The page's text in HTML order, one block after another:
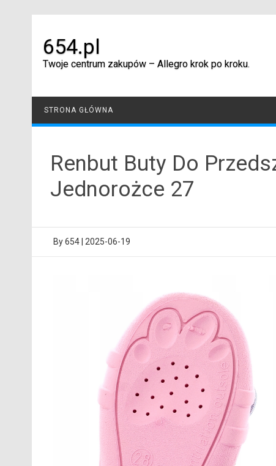
654.pl
Twoje centrum zakupów – Allegro krok po kroku.
STRONA GŁÓWNA
Renbut Buty Do
Jednorożce 27
By654 2025-06-19